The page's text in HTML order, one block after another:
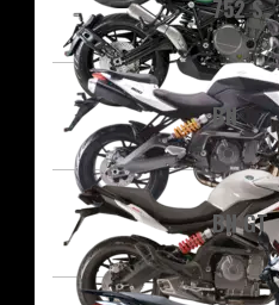
752 S
BN
BN GT